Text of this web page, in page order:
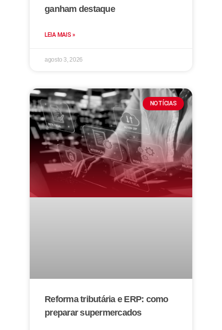
ganham destaque
LEIA MAIS »
agosto 3, 2026
NOTÍCIAS
Reforma tributária e ERP: como
preparar supermercados